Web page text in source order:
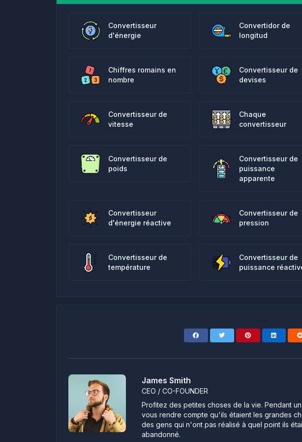
Convertisseur
d'énergie
Convertidor de
longitud
Chiffres romains en
nombre
Convertisseur de
devises
Convertisseur de
vitesse
Chaque
convertisseur
Convertisseur de
poids
Convertisseur de
puissance
apparente
Convertisseur
d'énergie réactive
Convertisseur de
pression
Convertisseur de
température
Convertisseur de
puissance
James Smith
CEO / CO-FOUNDER
Profitez des petites choses de la vie. Pendant
vous rendre compte qu'ils étaient les grandes
des gens qui n'ont pas réalisé à quel point ils
abandonné.